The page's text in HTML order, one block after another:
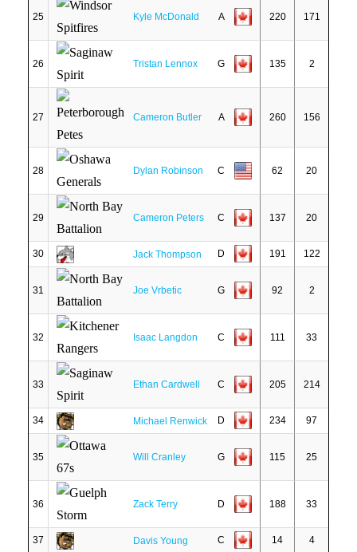
25 Kyle McDonald A 220 171
26 Tristan Lennox G 135 2
27 Cameron Butler A 260 156
28 Dylan Robinson C 62 20
29 Cameron Peters C 137 20
30 Jack Thompson D 191 122
31 Joe Vrbetic G 92 2
32 Isaac Langdon C 111 33
33 Ethan Cardwell C 205 214
34 Michael Renwick D 234 97
35 Will Cranley G 115 25
36 Zack Terry D 188 33
37 Davis Young C 14 4